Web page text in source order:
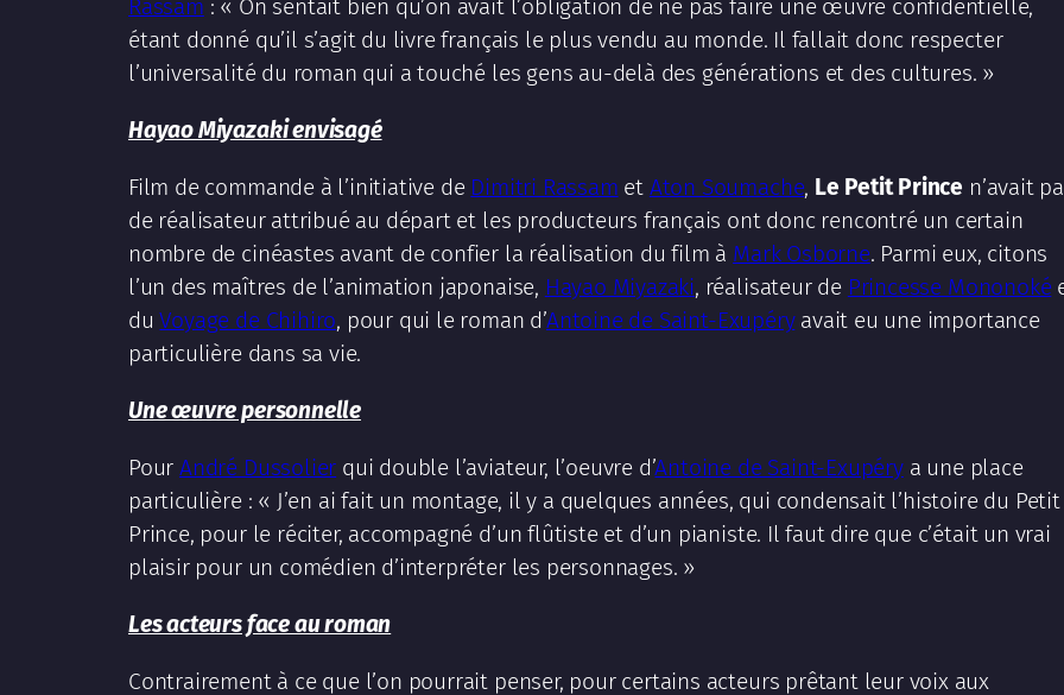
Rassam : « On sentait bien qu’on avait l’obligation de ne pas faire une œuvre confidentielle,
étant donné qu’il s’agit du livre français le plus vendu au monde. Il fallait donc respecter
l’universalité du roman qui a touché les gens au-delà des générations et des cultures. »
Hayao Miyazaki envisagé
Film de commande à l’initiative de Dimitri Rassam et Aton Soumache, Le Petit Prince n’avait
de réalisateur attribué au départ et les producteurs français ont donc rencontré un certain
nombre de cinéastes avant de confier la réalisation du film à Mark Osborne. Parmi eux, citons
l’un des maîtres de l’animation japonaise, Hayao Miyazaki, réalisateur de Princesse Mononoké
duVoyage de Chihiro, pour qui le roman d’Antoine de Saint-Exupéryavait eu une importance
particulière dans sa vie.
Une œuvre personnelle
PourAndré Dussolier qui double l’aviateur, l’oeuvre d’Antoine de Saint-Exupérya une place
particulière : « J’en ai fait un montage, il y a quelques années, qui condensait l’histoire du Petit
Prince, pour le réciter, accompagné d’un flûtiste et d’un pianiste. Il faut dire que c’était un vrai
plaisir pour un comédien d’interpréter les personnages. »
Les acteurs face au roman
Contrairement à ce que l’on pourrait penser, pour certains acteurs prêtant leur voix aux